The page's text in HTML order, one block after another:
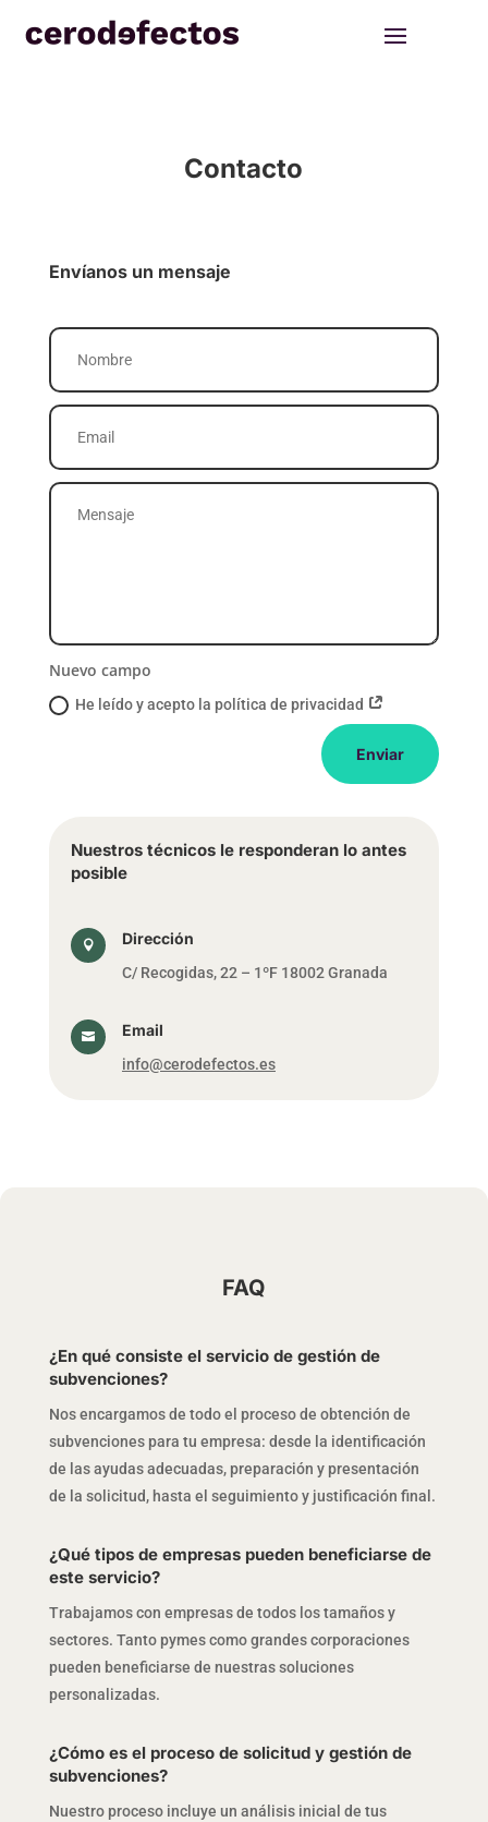
Contacto
Envíanos un mensaje
Nuevo campo
He leído y acepto la política de privacidad
Enviar
Nuestros técnicos le responderan lo antes
posible
 Dirección
C/ Recogidas, 22 – 1ºF 18002 Granada
 Email
info@cerodefectos.es
FAQ
¿En qué consiste el servicio de gestión de
subvenciones?
Nos encargamos de todo el proceso de obtención de
subvenciones para tu empresa: desde la identificación
de las ayudas adecuadas, preparación y presentación
de la solicitud, hasta el seguimiento y justificación final.
¿Qué tipos de empresas pueden beneficiarse de
este servicio?
Trabajamos con empresas de todos los tamaños y
sectores. Tanto pymes como grandes corporaciones
pueden beneficiarse de nuestras soluciones
personalizadas.
¿Cómo es el proceso de solicitud y gestión de
subvenciones?
Nuestro proceso incluye un análisis inicial de tus